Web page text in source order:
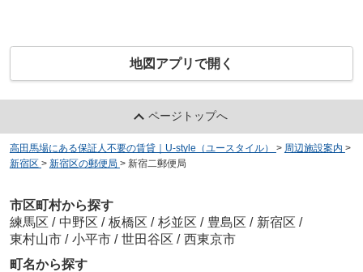
地図アプリで開く
ページトップへ
高田馬場にある保証人不要の賃貸｜U-style（ユースタイル） > 周辺施設案内 >
新宿区 > 新宿区の郵便局 > 新宿二郵便局
市区町村から探す
練馬区 / 中野区 / 板橋区 / 杉並区 / 豊島区 / 新宿区 /
東村山市 / 小平市 / 世田谷区 / 西東京市
町名から探す